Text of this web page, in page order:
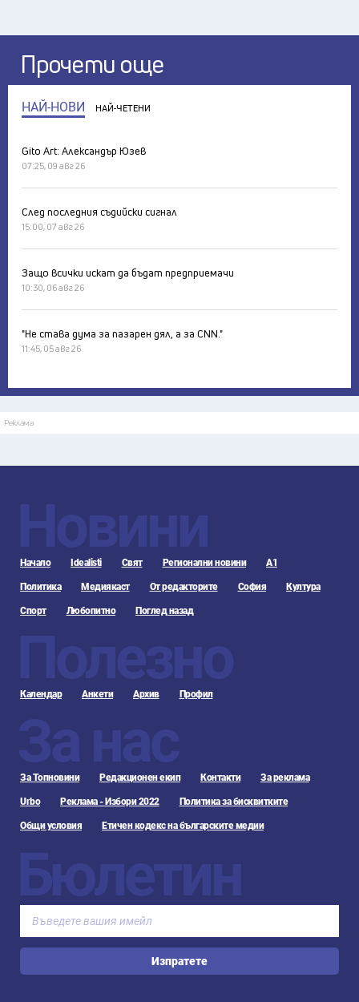
Прочети още
НАЙ-НОВИ НАЙ-ЧЕТЕНИ
Gito Art: Александър Юзев
07:25, 09 авг 26
След последния съдийски сигнал
15:00, 07 авг 26
Защо всички искат да бъдат предприемачи
10:30, 06 авг 26
"Не става дума за пазарен дял, а за CNN."
11:45, 05 авг 26
Реклама
Новини
Начало Idealisti Свят Регионални новини А1
Политика Медиякаст От редакторите София Култура
Спорт Любопитно Поглед назад
Полезно
Календар Анкети Архив Профил
За нас
За Топновини Редакционен екип Контакти За реклама
Urbo Реклама - Избори 2022 Политика за бисквитките
Общи условия Етичен кодекс на българските медии
Бюлетин
Изпратете